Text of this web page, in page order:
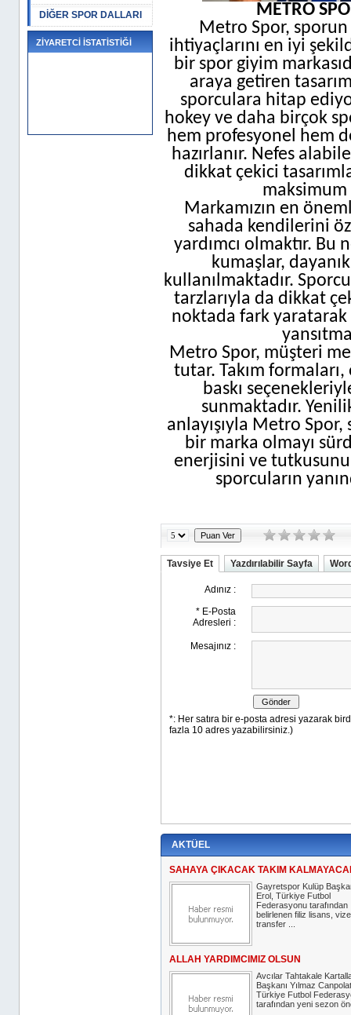
DİĞER SPOR DALLARI
ZİYARETCİ İSTATİSTİĞİ
METRO
Metro Spor,
ihtiyaçlarını en iyi
bir spor giyim
araya getiren
sporculara hitap
hokey ve daha birçok
hem profesyonel hem
hazırlanır. Nefes
dikkat çekici
maksimum
Markamızın en
sahada kendilerini
yardımcı olmaktır.
kumaşlar,
kullanılmaktadır.
tarzlarıyla da dikkat
noktada fark
Metro Spor, müşteri
tutar. Takım
baskı
sunmaktadır.
anlayışıyla Metro
bir marka olmayı
enerjisini ve
sporcuların
Tavsiye Et Yazdırılabilir Sayfa
AKTÜEL
SAHAYA ÇIKACAK TAKIM
Gayretspor Kulüp
Erol, Türkiye Futbol
Federasyonu tarafından
belirlenen filiz lisans,
transfer ...
ALLAH YARDIMCIMIZ OLSUN
Avcılar Tahtakale
Başkanı Yılmaz
Türkiye Futbol
tarafından yeni sezon